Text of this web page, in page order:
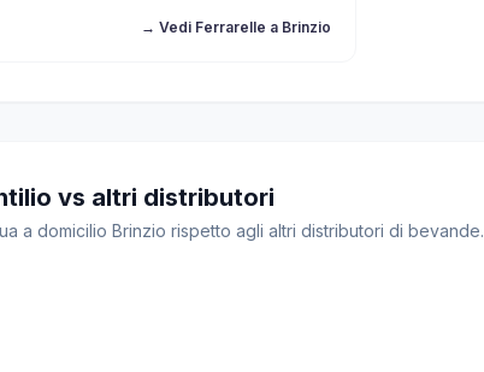
→ Vedi Ferrarelle a Brinzio
vs altri distributori
a domicilio Brinzio rispetto agli altri distributori di bevande.